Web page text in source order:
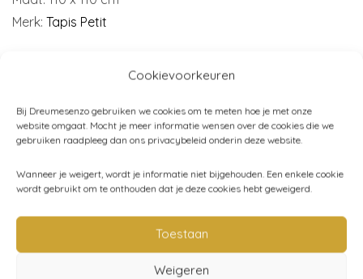
Cookievoorkeuren
Bij Dreumesenzo gebruiken we cookies om te meten hoe je met onze
website omgaat. Mocht je meer informatie wensen over de cookies die we
gebruiken raadpleeg dan ons privacybeleid onderin deze website.
Wanneer je weigert, wordt je informatie niet bijgehouden. Een enkele cookie
wordt gebruikt om te onthouden dat je deze cookies hebt geweigerd.
Toestaan
Weigeren
Merk: Tapis Petit
Categorieën:Decoratie ,Kinderkamer,SALE!,Tapis Petit
Vloerkleden
Gerelateerde producten